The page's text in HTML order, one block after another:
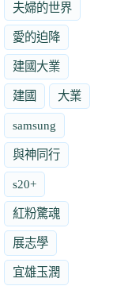
夫婦的世界
愛的迫降
建國大業
建國 大業
samsung
與神同行
s20+
紅粉驚魂
展志學
宜雄玉潤